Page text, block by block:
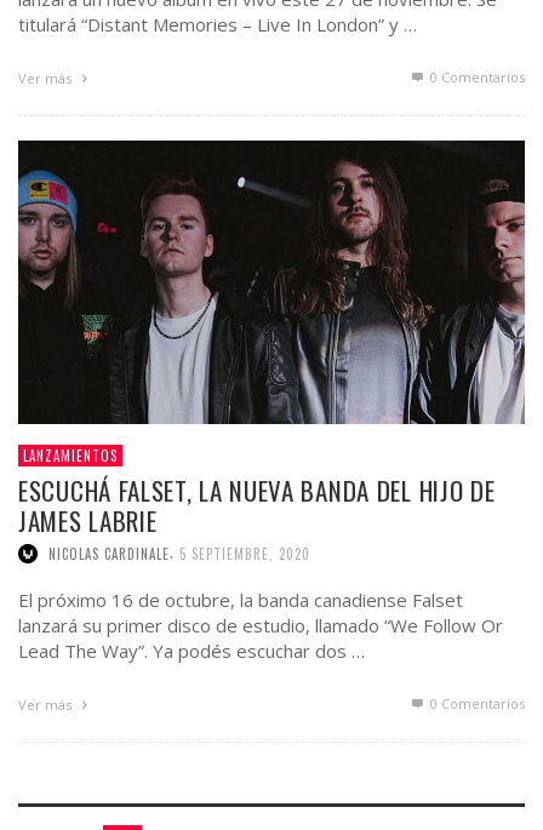
titulará “Distant Memories – Live In London” y …
Ver más 0 Comentarios
LANZAMIENTOS
ESCUCHÁ FALSET, LA NUEVA BANDA DEL HIJO DE
JAMES LABRIE
NICOLAS CARDINALE 5 SEPTIEMBRE, 2020
El próximo 16 de octubre, la banda canadiense Falset
lanzará su primer disco de estudio, llamado “We Follow Or
Lead The Way”. Ya podés escuchar dos …
Ver más 0 Comentarios